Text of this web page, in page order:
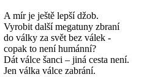
A mír je ještě lepší džob.
Vyrobit další megatuny zbraní
do války za svět bez válek -
copak to není humánní?
Dát válce šanci – jiná cesta není.
Jen válka válce zabrání.